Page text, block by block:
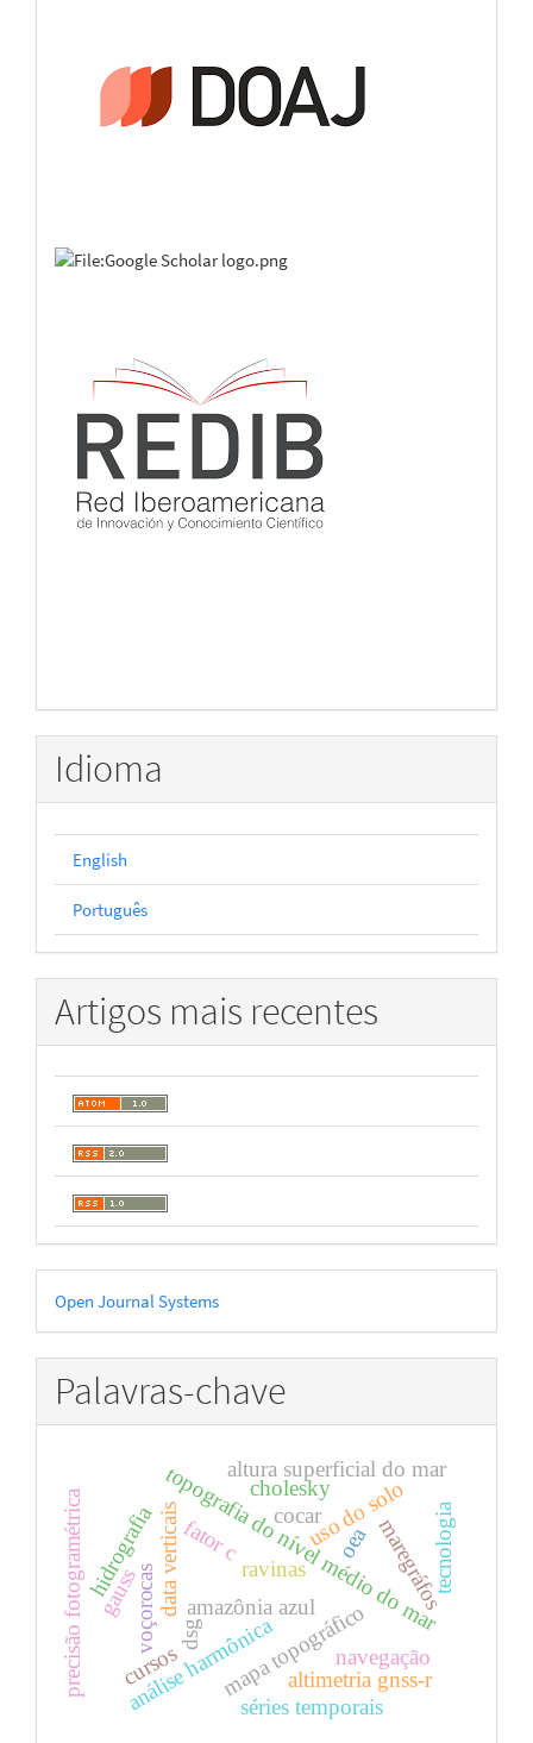
Idioma
English
Português
Artigos mais recentes
Desenvolvido
por
Open Journal Systems
Palavras-chave
data verticais
topografia do nível médio do mar
amazônia azul
voçorocas ravinas
uso do solo
altura superficial do mar
mapa topográfico
análise harmônicaséries temporais
altimetria gnss-r
maregráfos
hidrografia
navegação
cocar
dsg
precisão fotogramétrica fator c
gauss
cholesky
tecnologia
oea
cursos